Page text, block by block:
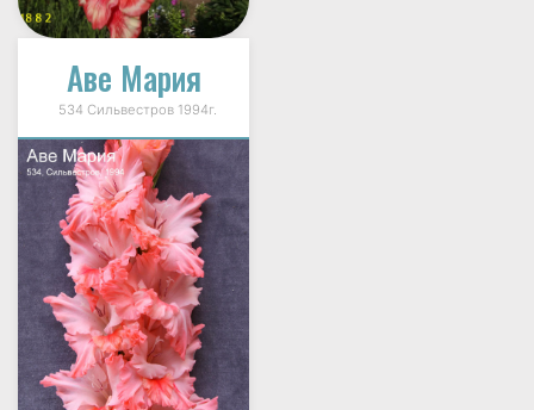
Аве Мария
534 Сильвестров 1994г.